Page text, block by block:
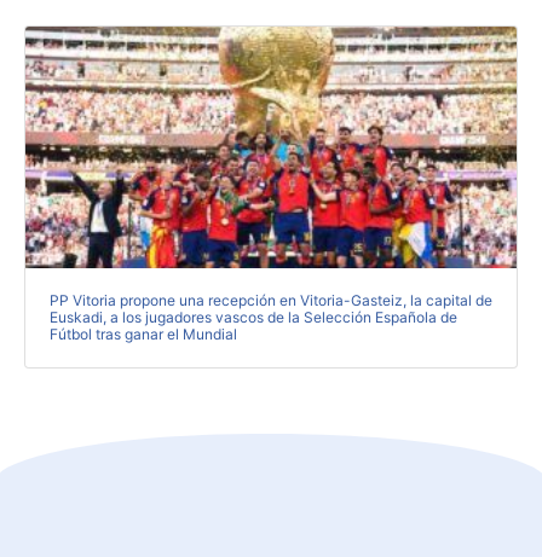
PP Vitoria propone una recepción en Vitoria-Gasteiz, la capital de
Euskadi, a los jugadores vascos de la Selección Española de
Fútbol tras ganar el Mundial